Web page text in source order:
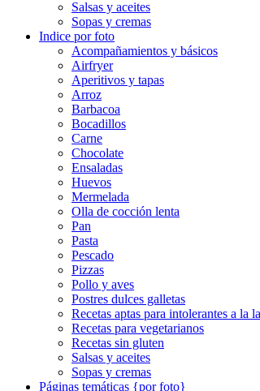
Salsas y aceites
Sopas y cremas
Indice por foto
Acompañamientos y básicos
Airfryer
Aperitivos y tapas
Arroz
Barbacoa
Bocadillos
Carne
Chocolate
Ensaladas
Huevos
Mermelada
Olla de cocción lenta
Pan
Pasta
Pescado
Pizzas
Pollo y aves
Postres dulces galletas
Recetas aptas para intolerantes a la
Recetas para vegetarianos
Recetas sin gluten
Salsas y aceites
Sopas y cremas
Páginas temáticas {por foto}